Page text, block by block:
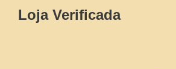
Loja Verificada